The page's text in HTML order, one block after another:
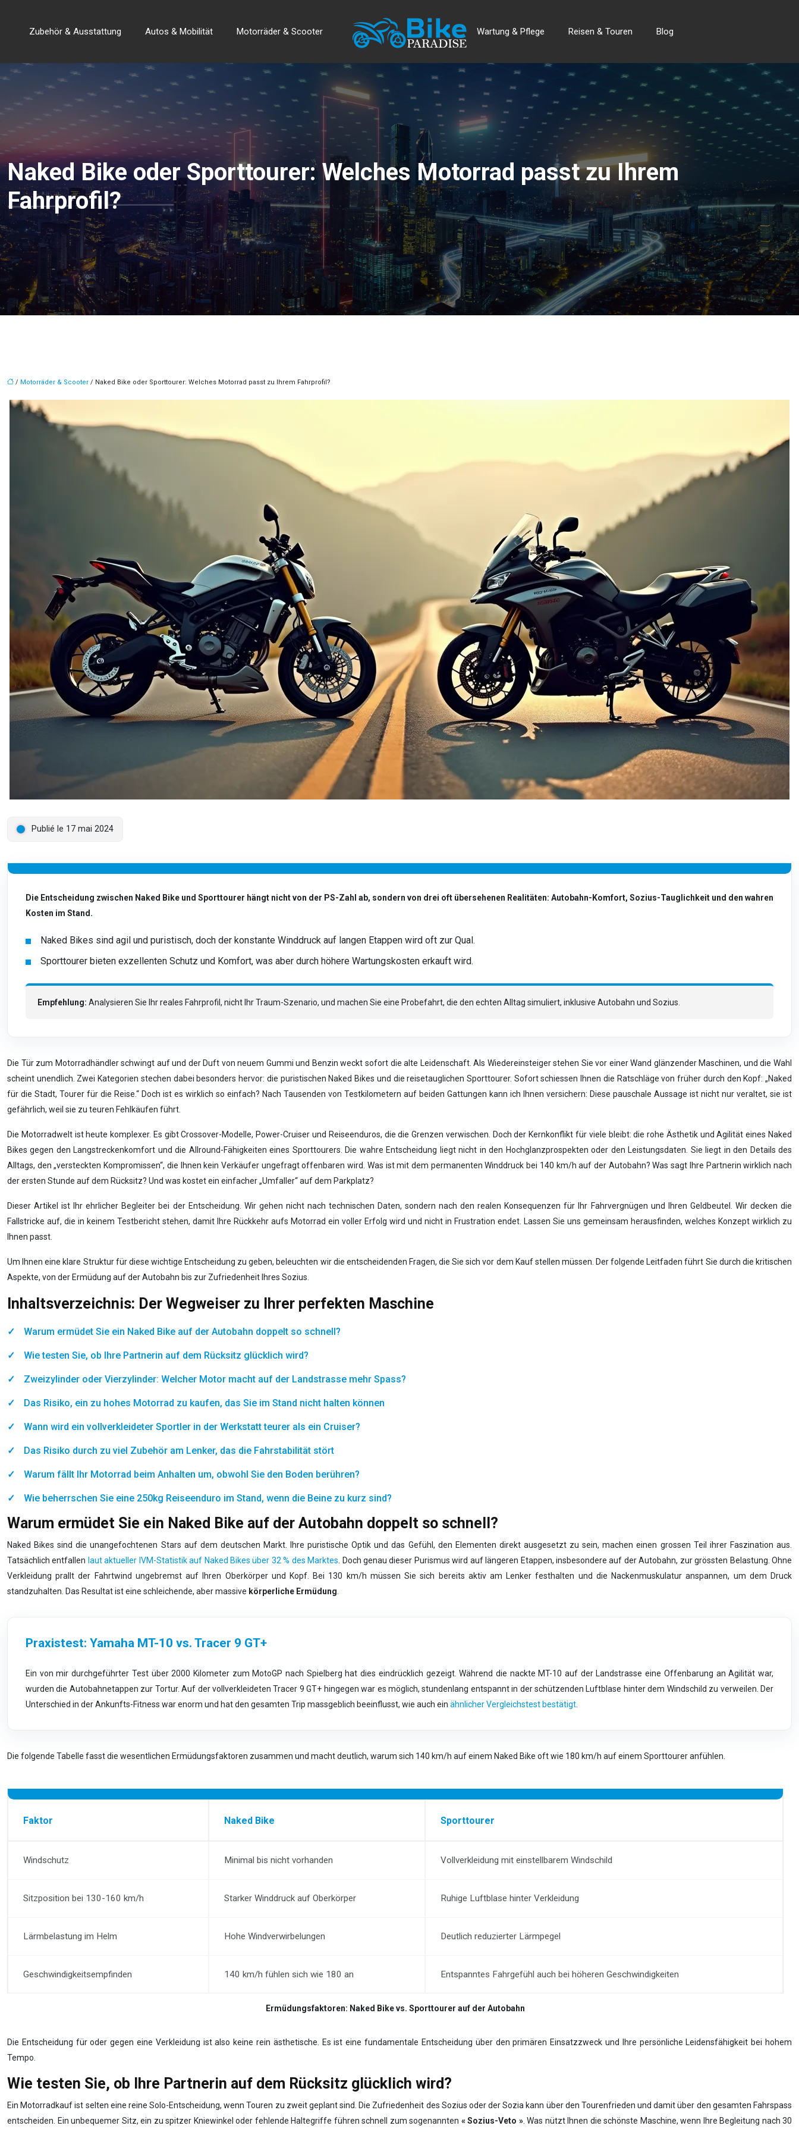
Motorräder & Scooter
Autos & Mobilität
Zubehör & Ausstattung Wartung & Pflege Reisen & Touren Blog
Naked Bike oder Sporttourer: Welches Motorrad passt zu Ihrem
Fahrprofil?
/ Motorräder & Scooter / Naked Bike oder Sporttourer: Welches Motorrad passt zu Ihrem Fahrprofil?
Publié le 17 mai 2024
Die Entscheidung zwischen Naked Bike und Sporttourer hängt nicht von der PS-Zahl ab, sondern von drei oft übersehenen Realitäten: Autobahn-Komfort, Sozius-Tauglichkeit und den wahren
Kosten im Stand.
Naked Bikes sind agil und puristisch, doch der konstante Winddruck auf langen Etappen wird oft zur Qual.
Sporttourer bieten exzellenten Schutz und Komfort, was aber durch höhere Wartungskosten erkauft wird.
Empfehlung: Analysieren Sie Ihr reales Fahrprofil, nicht Ihr Traum-Szenario, und machen Sie eine Probefahrt, die den echten Alltag simuliert, inklusive Autobahn und Sozius.
Die Tür zum Motorradhändler schwingt auf und der Duft von neuem Gummi und Benzin weckt sofort die alte Leidenschaft. Als Wiedereinsteiger stehen Sie vor einer Wand glänzender Maschinen, und die Wahl
scheint unendlich. Zwei Kategorien stechen dabei besonders hervor: die puristischen Naked Bikes und die reisetauglichen Sporttourer. Sofort schiessen Ihnen die Ratschläge von früher durch den Kopf: „Naked
für die Stadt, Tourer für die Reise.“ Doch ist es wirklich so einfach? Nach Tausenden von Testkilometern auf beiden Gattungen kann ich Ihnen versichern: Diese pauschale Aussage ist nicht nur veraltet, sie ist
gefährlich, weil sie zu teuren Fehlkäufen führt.
Die Motorradwelt ist heute komplexer. Es gibt Crossover-Modelle, Power-Cruiser und Reiseenduros, die die Grenzen verwischen. Doch der Kernkonflikt für viele bleibt: die rohe Ästhetik und Agilität eines Naked
Bikes gegen den Langstreckenkomfort und die Allround-Fähigkeiten eines Sporttourers. Die wahre Entscheidung liegt nicht in den Hochglanzprospekten oder den Leistungsdaten. Sie liegt in den Details des
Alltags, den „versteckten Kompromissen“, die Ihnen kein Verkäufer ungefragt offenbaren wird. Was ist mit dem permanenten Winddruck bei 140 km/h auf der Autobahn? Was sagt Ihre Partnerin wirklich nach
der ersten Stunde auf dem Rücksitz? Und was kostet ein einfacher „Umfaller“ auf dem Parkplatz?
Dieser Artikel ist Ihr ehrlicher Begleiter bei der Entscheidung. Wir gehen nicht nach technischen Daten, sondern nach den realen Konsequenzen für Ihr Fahrvergnügen und Ihren Geldbeutel. Wir decken die
Fallstricke auf, die in keinem Testbericht stehen, damit Ihre Rückkehr aufs Motorrad ein voller Erfolg wird und nicht in Frustration endet. Lassen Sie uns gemeinsam herausfinden, welches Konzept wirklich zu
Ihnen passt.
Um Ihnen eine klare Struktur für diese wichtige Entscheidung zu geben, beleuchten wir die entscheidenden Fragen, die Sie sich vor dem Kauf stellen müssen. Der folgende Leitfaden führt Sie durch die kritischen
Aspekte, von der Ermüdung auf der Autobahn bis zur Zufriedenheit Ihres Sozius.
Inhaltsverzeichnis: Der Wegweiser zu Ihrer perfekten Maschine
Warum ermüdet Sie ein Naked Bike auf der Autobahn doppelt so schnell?
Wie testen Sie, ob Ihre Partnerin auf dem Rücksitz glücklich wird?
Zweizylinder oder Vierzylinder: Welcher Motor macht auf der Landstrasse mehr Spass?
Das Risiko, ein zu hohes Motorrad zu kaufen, das Sie im Stand nicht halten können
Wann wird ein vollverkleideter Sportler in der Werkstatt teurer als ein Cruiser?
Das Risiko durch zu viel Zubehör am Lenker, das die Fahrstabilität stört
Warum fällt Ihr Motorrad beim Anhalten um, obwohl Sie den Boden berühren?
Wie beherrschen Sie eine 250kg Reiseenduro im Stand, wenn die Beine zu kurz sind?
Warum ermüdet Sie ein Naked Bike auf der Autobahn doppelt so schnell?
Naked Bikes sind die unangefochtenen Stars auf dem deutschen Markt. Ihre puristische Optik und das Gefühl, den Elementen direkt ausgesetzt zu sein, machen einen grossen Teil ihrer Faszination aus.
Tatsächlich entfallen laut aktueller IVM-Statistik auf Naked Bikes über 32 % des Marktes . Doch genau dieser Purismus wird auf längeren Etappen, insbesondere auf der Autobahn, zur grössten Belastung. Ohne
Verkleidung prallt der Fahrtwind ungebremst auf Ihren Oberkörper und Kopf. Bei 130 km/h müssen Sie sich bereits aktiv am Lenker festhalten und die Nackenmuskulatur anspannen, um dem Druck
standzuhalten. Das Resultat ist eine schleichende, aber massive körperliche Ermüdung
Praxistest: Yamaha MT-10 vs. Tracer 9 GT+
Ein von mir durchgeführter Test über 2000 Kilometer zum MotoGP nach Spielberg hat dies eindrücklich gezeigt. Während die nackte MT-10 auf der Landstrasse eine Offenbarung an Agilität war,
wurden die Autobahnetappen zur Tortur. Auf der vollverkleideten Tracer 9 GT+ hingegen war es möglich, stundenlang entspannt in der schützenden Luftblase hinter dem Windschild zu verweilen. Der
Unterschied in der Ankunfts-Fitness war enorm und hat den gesamten Trip massgeblich beeinflusst, wie auch ein ähnlicher Vergleichstest bestätigt
Die folgende Tabelle fasst die wesentlichen Ermüdungsfaktoren zusammen und macht deutlich, warum sich 140 km/h auf einem Naked Bike oft wie 180 km/h auf einem Sporttourer anfühlen.
Ermüdungsfaktoren: Naked Bike vs. Sporttourer auf der Autobahn
Faktor Naked Bike Sporttourer
Windschutz Minimal bis nicht vorhanden Vollverkleidung mit einstellbarem Windschild
Sitzposition bei 130-160 km/h Starker Winddruck auf Oberkörper Ruhige Luftblase hinter Verkleidung
Lärmbelastung im Helm Hohe Windverwirbelungen Deutlich reduzierter Lärmpegel
Geschwindigkeitsempfinden 140 km/h fühlen sich wie 180 an Entspanntes Fahrgefühl auch bei höheren Geschwindigkeiten
Die Entscheidung für oder gegen eine Verkleidung ist also keine rein ästhetische. Es ist eine fundamentale Entscheidung über den primären Einsatzzweck und Ihre persönliche Leidensfähigkeit bei hohem
Tempo.
Wie testen Sie, ob Ihre Partnerin auf dem Rücksitz glücklich wird?
Ein Motorradkauf ist selten eine reine Solo-Entscheidung, wenn Touren zu zweit geplant sind. Die Zufriedenheit des Sozius oder der Sozia kann über den Tourenfrieden und damit über den gesamten Fahrspass
entscheiden. Ein unbequemer Sitz, ein zu spitzer Kniewinkel oder fehlende Haltegriffe führen schnell zum sogenannten « Sozius-Veto ». Was nützt Ihnen die schönste Maschine, wenn Ihre Begleitung nach 30